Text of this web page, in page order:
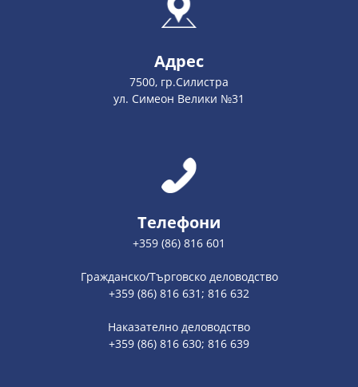
Адрес
7500, гр.Силистра
ул. Симеон Велики №31
Телефони
+359 (86) 816 601
Гражданско/Търговско деловодство
+359 (86) 816 631; 816 632
Наказателно деловодство
+359 (86) 816 630; 816 639